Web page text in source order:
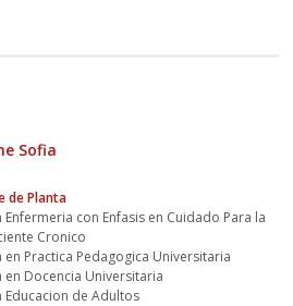
Sofia
de Planta
Enfermeria con Enfasis en Cuidado Para la
Cronico
en Practica Pedagogica Universitaria
en Docencia Universitaria
Educacion de Adultos